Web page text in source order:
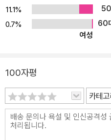
11.1%
0.7%
60
여성
100자평
카테고